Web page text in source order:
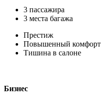
3 пассажира
3 места багажа
Престиж
Повышенный комфорт
Тишина в салоне
Бизнес